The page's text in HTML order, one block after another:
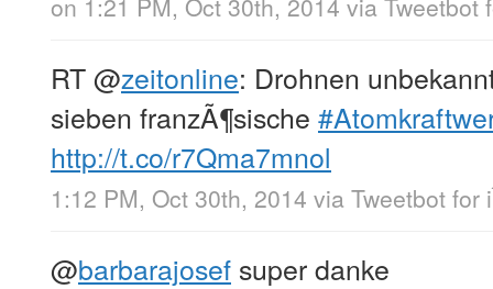
RT@zeitonline: Drohnen
sieben franzÃ¶sische
http://t.co/r7Qma7mnol
1:12 PM, Oct 30th, 2014 via Tweetbot for
@barbarajosef super danke